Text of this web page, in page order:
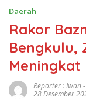
Daerah
Rakor
Bengkulu,
Meningkat
Reporter : Iwan
28 Desember